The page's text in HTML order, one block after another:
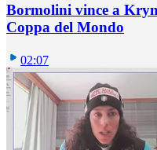
Bormolini vince a
Coppa del Mondo
02:07